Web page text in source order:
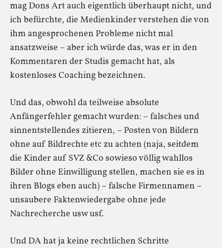
mag Dons Art auch eigentlich überhaupt nicht, und
ich befürchte, die Medienkinder verstehen die von
ihm angesprochenen Probleme nicht mal
ansatzweise – aber ich würde das, was er in den
Kommentaren der Studis gemacht hat, als
kostenloses Coaching bezeichnen.
Und das, obwohl da teilweise absolute
Anfängerfehler gemacht wurden: – falsches und
sinnentstellendes zitieren, – Posten von Bildern
ohne auf Bildrechte etc zu achten (naja, seitdem
die Kinder auf SVZ &Co sowieso völlig wahllos
Bilder ohne Einwilligung stellen, machen sie es in
ihren Blogs eben auch) – falsche Firmennamen –
unsaubere Faktenwiedergabe ohne jede
Nachrecherche usw usf.
Und DA hat ja keine rechtlichen Schritte